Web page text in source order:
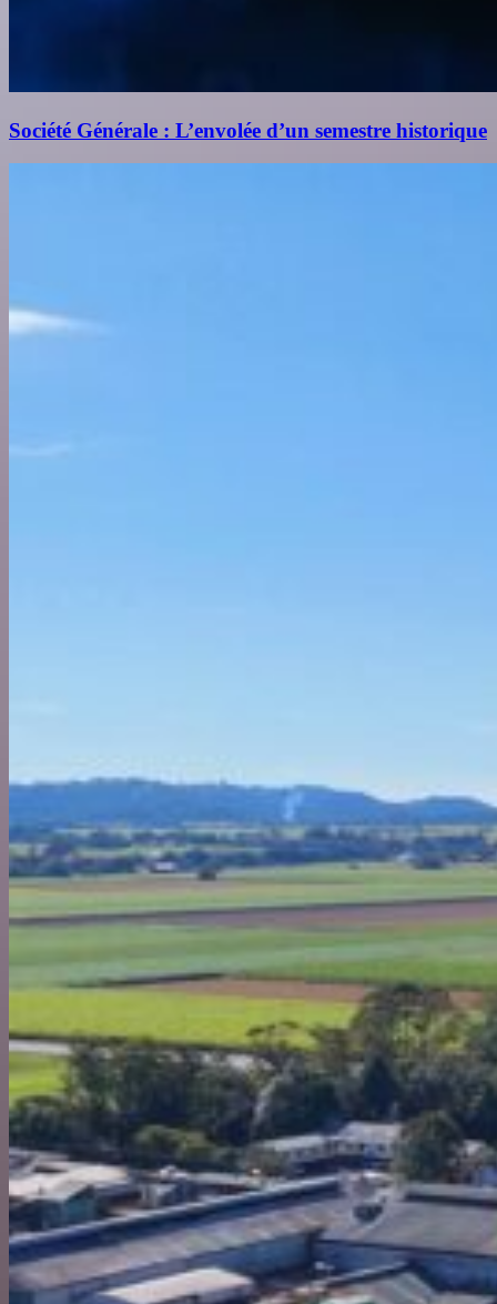
Société Générale : L’envolée d’un semestre historique